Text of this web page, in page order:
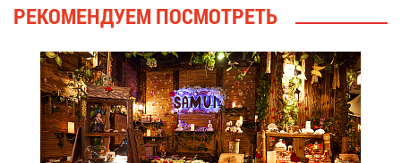
РЕ­КО­МЕН­ДУ­ЕМ ПО­СМОТ­РЕТЬ